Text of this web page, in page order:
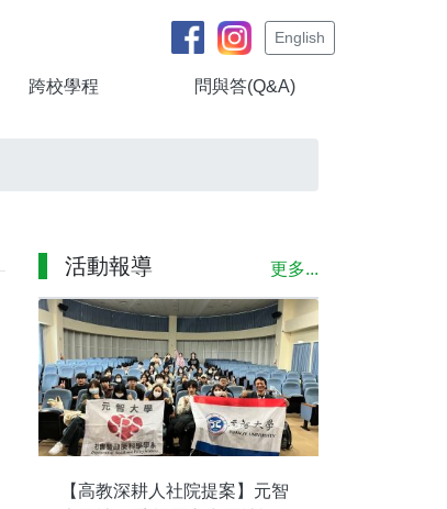
English
跨校學程 問與答(Q&A)
活動報導 更多...
【高教深耕人社院提案】元智